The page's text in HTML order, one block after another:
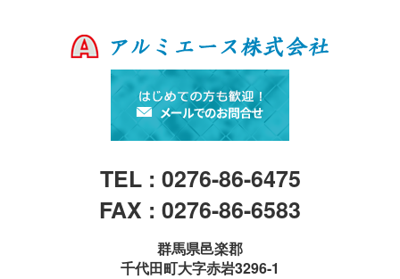
TEL : 0276-86-6475
FAX : 0276-86-6583
群馬県邑楽郡
千代田町大字赤岩3296-1